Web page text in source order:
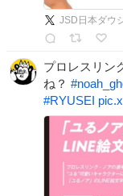
JSD日本ダ
プロレスリン
ね？ #
#RYUSEI